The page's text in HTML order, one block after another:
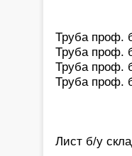
Труба проф.
Труба проф.
Труба проф.
Труба проф.
Лист б/у